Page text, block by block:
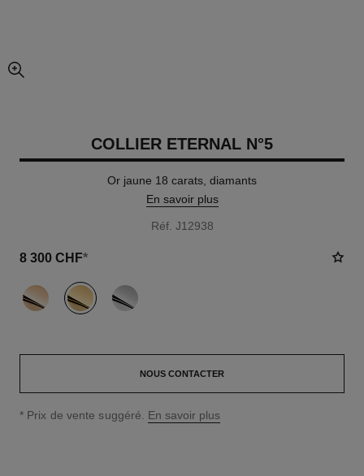
agrandissement
COLLIER ETERNAL N°5
Or jaune 18 carats, diamants
En savoir plus
Réf. J12938
8 300 CHF*
variante (3)
NOUS CONTACTER
↩
* Prix de vente suggéré. En savoir plus